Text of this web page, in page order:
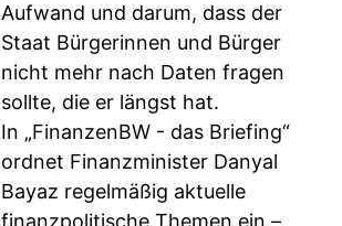
Aufwand und darum, dass der
Staat Bürgerinnen und Bürger
nicht mehr nach Daten fragen
sollte, die er längst hat.
In „FinanzenBW - das Briefing“
ordnet Finanzminister Danyal
Bayaz regelmäßig aktuelle
finanzpolitische Themen ein –